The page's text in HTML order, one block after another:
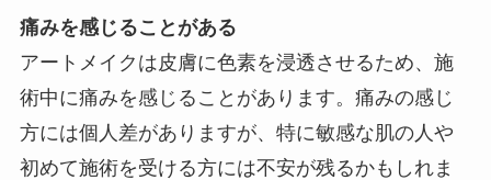
痛みを感じることがある
アートメイクは皮膚に色素を浸透させるため、施
術中に痛みを感じることがあります。痛みの感じ
方には個人差がありますが、特に敏感な肌の人や
初めて施術を受ける方には不安が残るかもしれま